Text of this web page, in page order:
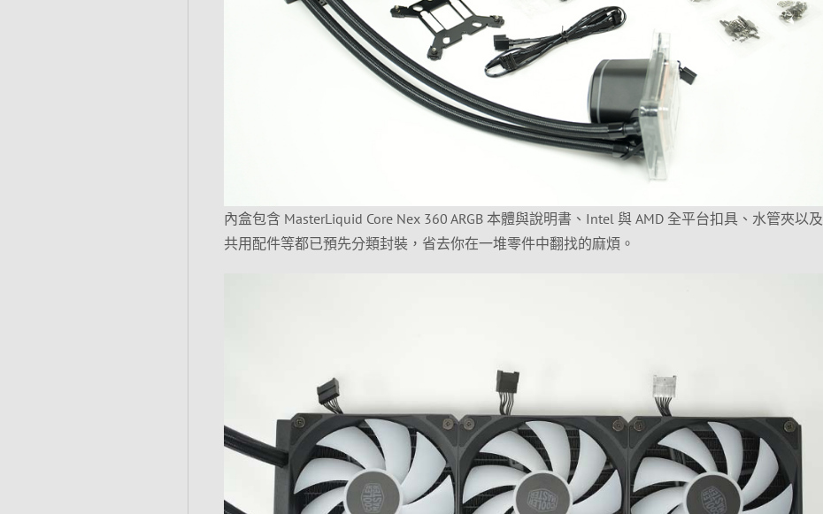
內盒包含 MasterLiquid Core Nex 360 ARGB 本體與說明書、Intel 與 AMD 全平台扣具、水管夾以及
共用配件等都已預先分類封裝，省去你在一堆零件中翻找的麻煩。